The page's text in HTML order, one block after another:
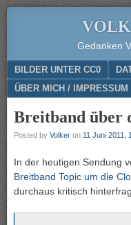
Gedanken
Menu
SKIP TO CONTENT
BILDER UNTER CC0
ÜBER MICH / IMPRESSUM
Breitband über
Posted by Volker on 11 Juni 2011,
In der heutigen Sendung
Breitband Topic um die
durchaus kritisch